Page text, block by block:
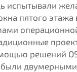
испытывали
пятого этажа
решений